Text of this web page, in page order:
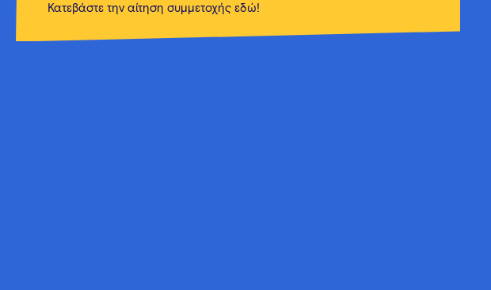
Κατεβάστε την αίτηση συμμετοχής εδώ!